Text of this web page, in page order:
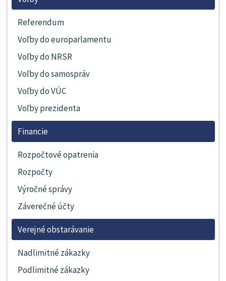
Referendum
Voľby do europarlamentu
Voľby do NRSR
Voľby do samospráv
Voľby do VÚC
Voľby prezidenta
Financie
Rozpočtové opatrenia
Rozpočty
Výročné správy
Záverečné účty
Verejné obstarávanie
Nadlimitné zákazky
Podlimitné zákazky